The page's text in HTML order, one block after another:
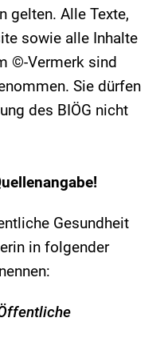
gelten. Alle Texte,
sowie alle Inhalte
©-Vermerk sind
Sie dürfen
des BIÖG nicht
Gesundheit
in folgender